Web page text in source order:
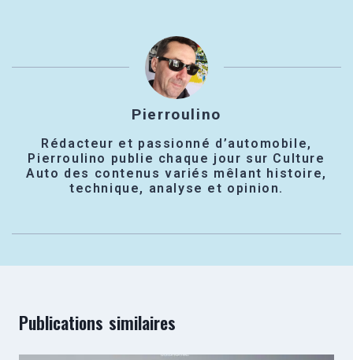
Pierroulino
Rédacteur et passionné d’automobile,
Pierroulino publie chaque jour sur Culture
Auto des contenus variés mêlant histoire,
technique, analyse et opinion.
Publications similaires